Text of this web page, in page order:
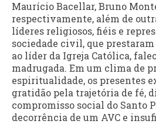
Maurício Bacellar, Bruno
respectivamente, além de
líderes religiosos, fiéis e
sociedade civil, que
ao líder da Igreja Católica,
madrugada. Em um clima de
espiritualidade, os presentes
gratidão pela trajetória de fé,
compromisso social do Santo
decorrência de um AVC e